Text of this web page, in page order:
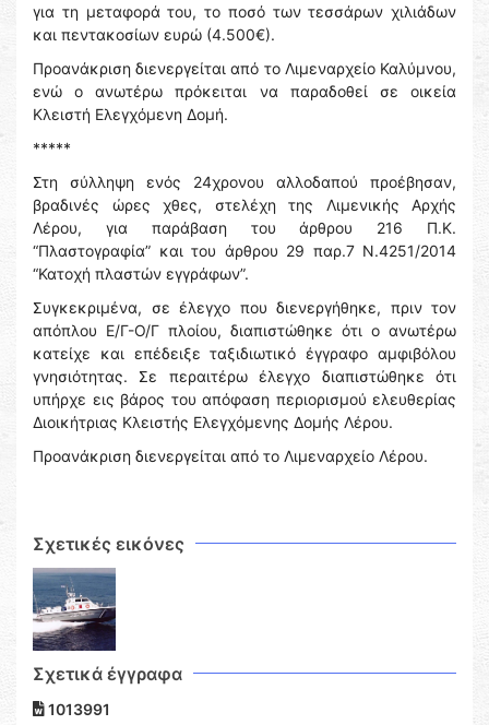
για τη μεταφορά του, το ποσό των τεσσάρων χιλιάδων
και πεντακοσίων ευρώ (4.500€).
Προανάκριση διενεργείται από το Λιμεναρχείο Καλύμνου,
ενώ ο ανωτέρω πρόκειται να παραδοθεί σε οικεία
Κλειστή Ελεγχόμενη Δομή.
*****
Στη σύλληψη ενός 24χρονου αλλοδαπού προέβησαν,
βραδινές ώρες χθες, στελέχη της Λιμενικής Αρχής
Λέρου, για παράβαση του άρθρου 216 Π.Κ.
“Πλαστογραφία” και του άρθρου 29 παρ.7 Ν.4251/2014
“Κατοχή πλαστών εγγράφων”.
Συγκεκριμένα, σε έλεγχο που διενεργήθηκε, πριν τον
απόπλου Ε/Γ-Ο/Γ πλοίου, διαπιστώθηκε ότι ο ανωτέρω
κατείχε και επέδειξε ταξιδιωτικό έγγραφο αμφιβόλου
γνησιότητας. Σε περαιτέρω έλεγχο διαπιστώθηκε ότι
υπήρχε εις βάρος του απόφαση περιορισμού ελευθερίας
Διοικήτριας Κλειστής Ελεγχόμενης Δομής Λέρου.
Προανάκριση διενεργείται από το Λιμεναρχείο Λέρου.
Σχετικές εικόνες
Σχετικά έγγραφα
1013991